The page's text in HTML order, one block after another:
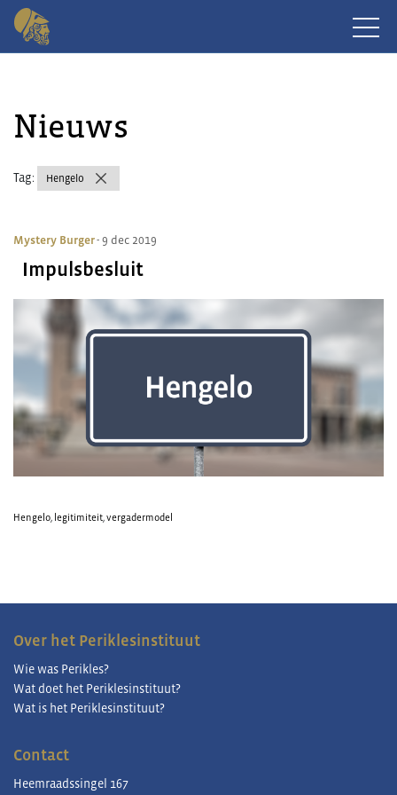
Nieuws
Tag: Hengelo
Mystery Burger- 9 dec 2019
Impulsbesluit
Hengelo, legitimiteit,vergadermodel
Over het Periklesinstituut
Wie was Perikles?
Wat doet het Periklesinstituut?
Wat is het Periklesinstituut?
Contact
Heemraadssingel 167